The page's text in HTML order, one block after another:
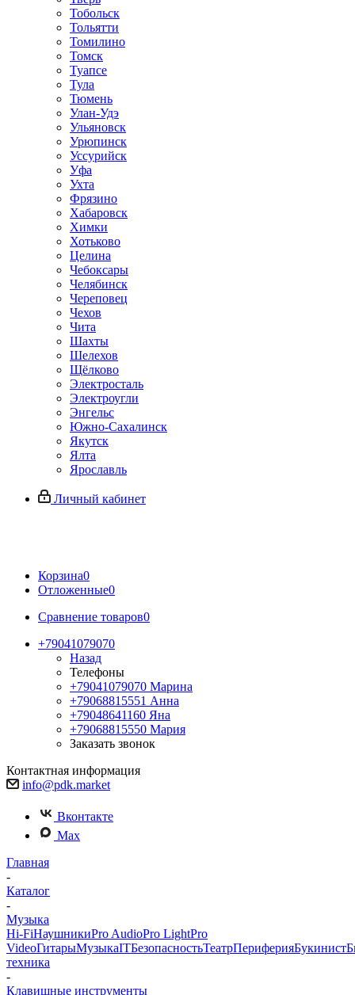
Тобольск
Тольятти
Томилино
Томск
Туапсе
Тула
Тюмень
Улан-Удэ
Ульяновск
Урюпинск
Уссурийск
Уфа
Ухта
Фрязино
Хабаровск
Химки
Хотьково
Целина
Чебоксары
Челябинск
Череповец
Чехов
Чита
Шахты
Шелехов
Щёлково
Электросталь
Электроугли
Энгельс
Южно-Сахалинск
Якутск
Ялта
Ярославль
Личный кабинет
Корзина0
Отложенные0
Сравнение товаров0
+79041079070
Назад
Телефоны
+79041079070 Марина
+79068815551 Анна
+79048641160 Яна
+79068815550 Мария
Заказать звонок
Контактная информация
info@pdk.market
Вконтакте
Max
Главная
-
Каталог
-
Музыка
Hi-FiНаушникиPro AudioPro LightPro
VideoГитарыМузыкаITБезопасностьТеатрПериферияБукинист
техника
-
Клавишные инструменты